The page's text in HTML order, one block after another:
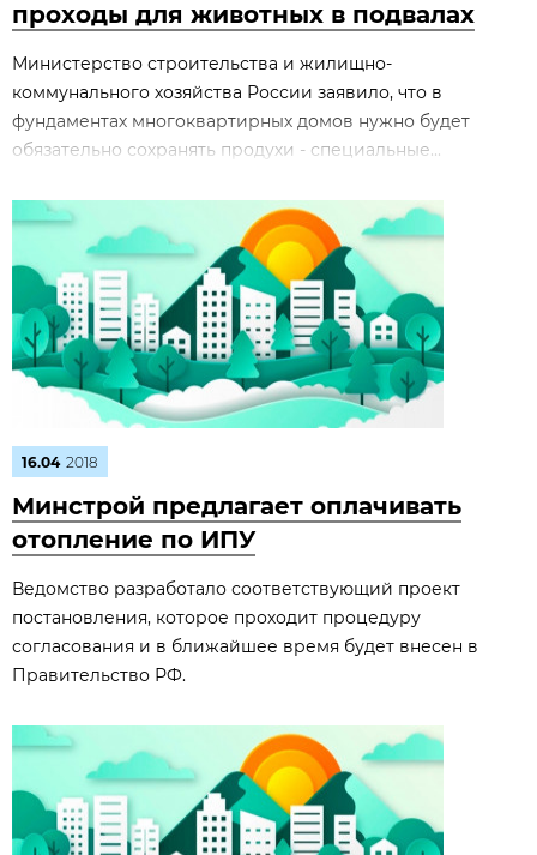
проходы для животных в подвалах
Министерство строительства и жилищно-
коммунального хозяйства России заявило, что в
фундаментах многоквартирных домов нужно будет
обязательно сохранять продухи - специальные...
16.04 2018
Минстрой предлагает оплачивать
отопление по ИПУ
Ведомство разработало соответствующий проект
постановления, которое проходит процедуру
согласования и в ближайшее время будет внесен в
Правительство РФ.